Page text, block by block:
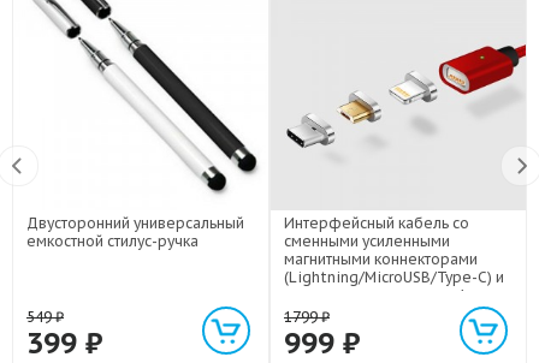
Двусторонний универсальный
емкостной стилус-ручка
549₽
399 ₽
Интерфейсный кабель со
сменными усиленными
магнитными коннекторами
(Lightning/MicroUSB/Type-C) и
световым индикатором 1м
1799₽
999 ₽